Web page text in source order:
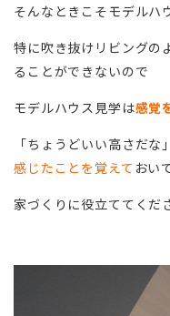
そんなときこそモデルハ
特に吹き抜けリビングの
ることができないので
モデルハウス見学は感覚
「ちょうどいい高さだな
感じたことを覚えて おい
家づくりに役立ててくだ